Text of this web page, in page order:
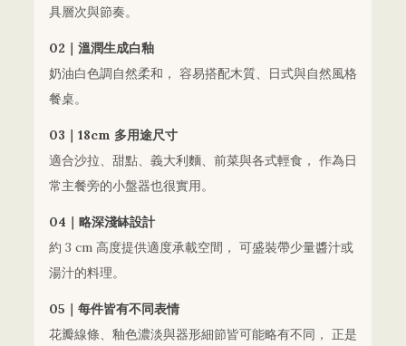
具層次與節奏。
02｜溫潤生成白釉
奶油白色調自然柔和， 容易搭配木質、日式與自然風格
餐桌。
03｜18cm 多用途尺寸
適合沙拉、甜點、義大利麵、前菜與各式輕食， 作為日
常主餐旁的小盤器也很實用。
04｜略深淺缽設計
約 3 cm 高度提供適度承載空間， 可盛裝帶少量醬汁或
湯汁的料理。
05｜每件皆有不同表情
花瓣線條、釉色濃淡與器形細節皆可能略有不同， 正是